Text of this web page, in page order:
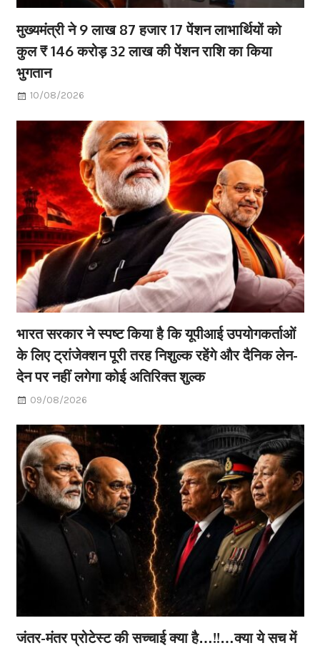
मुख्यमंत्री ने 9 लाख 87 हजार 17 पेंशन लाभार्थियों को
कुल ₹ 146 करोड़ 32 लाख की पेंशन राशि का किया
भुगतान
10/08/2026
भारत सरकार ने स्पष्ट किया है कि यूपीआई उपयोगकर्ताओं
के लिए ट्रांजेक्शन पूरी तरह निशुल्क रहेंगे और दैनिक लेन-
देन पर नहीं लगेगा कोई अतिरिक्त शुल्क
09/08/2026
जंतर-मंतर प्रोटेस्ट की सच्चाई क्या है…!!…क्या ये सच में